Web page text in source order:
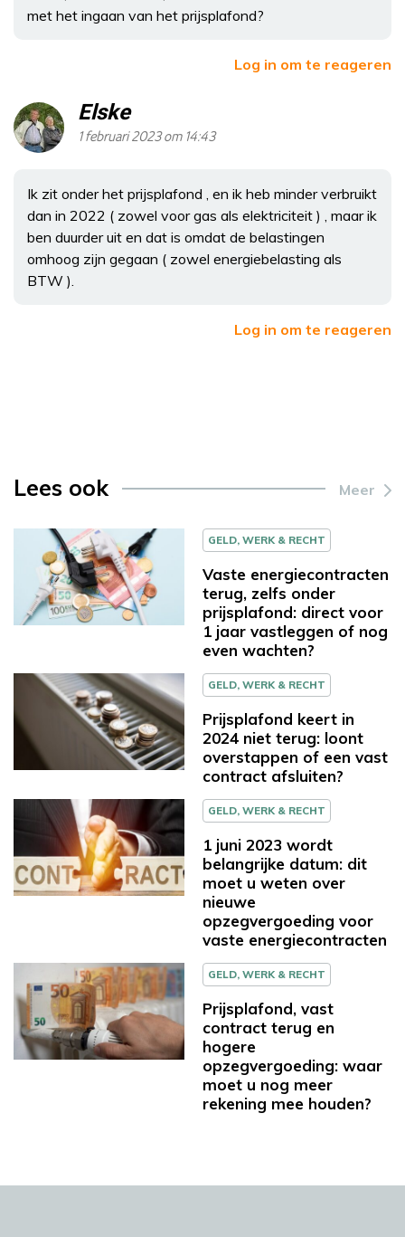
met het ingaan van het prijsplafond?
Log in om te reageren
Elske
1 februari 2023 om 14:43
Ik zit onder het prijsplafond , en ik heb minder verbruikt
dan in 2022 ( zowel voor gas als elektriciteit ) , maar ik
ben duurder uit en dat is omdat de belastingen
omhoog zijn gegaan ( zowel energiebelasting als
BTW ).
Log in om te reageren
Lees ook Meer
GELD, WERK & RECHT
Vaste energiecontracten
terug, zelfs onder
prijsplafond: direct voor
1 jaar vastleggen of nog
even wachten?
GELD, WERK & RECHT
Prijsplafond keert in
2024 niet terug: loont
overstappen of een vast
contract afsluiten?
GELD, WERK & RECHT
1 juni 2023 wordt
belangrijke datum: dit
moet u weten over
nieuwe
opzegvergoeding voor
vaste energiecontracten
GELD, WERK & RECHT
Prijsplafond, vast
contract terug en
hogere
opzegvergoeding: waar
moet u nog meer
rekening mee houden?